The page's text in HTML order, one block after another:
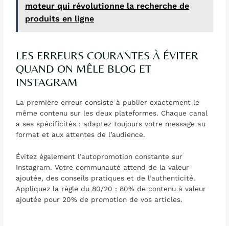
moteur qui révolutionne la recherche de
produits en ligne
LES ERREURS COURANTES À ÉVITER
QUAND ON MÊLE BLOG ET
INSTAGRAM
La première erreur consiste à publier exactement le
même contenu sur les deux plateformes. Chaque canal
a ses spécificités : adaptez toujours votre message au
format et aux attentes de l’audience.
Évitez également l’autopromotion constante sur
Instagram. Votre communauté attend de la valeur
ajoutée, des conseils pratiques et de l’authenticité.
Appliquez la règle du 80/20 : 80% de contenu à valeur
ajoutée pour 20% de promotion de vos articles.